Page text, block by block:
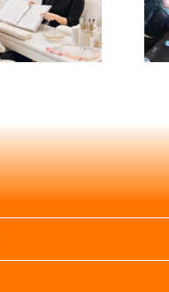
とは？給与・
研修・本採用
前に確認した